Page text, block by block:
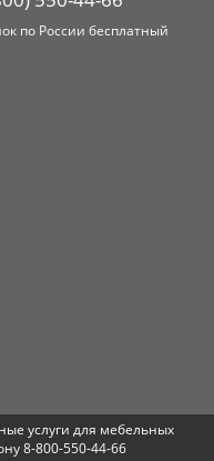
по России бесплатный
услуги для мебельных
8-800-550-44-66